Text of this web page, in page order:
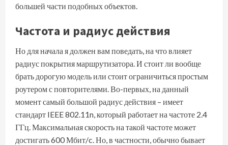
большей части подобных объектов.
Частота и радиус действия
Но для начала я должен вам поведать, на что влияет
радиус покрытия маршрутизатора. И стоит ли вообще
брать дорогую модель или стоит ограничиться простым
роутером с повторителями. Во-первых, на данный
момент самый большой радиус действия – имеет
стандарт IEEE 802.11n, который работает на частоте 2.4
ГГц. Максимальная скорость на такой частоте может
достигать 600 Мбит/c. Но, в частности, обычно бывает